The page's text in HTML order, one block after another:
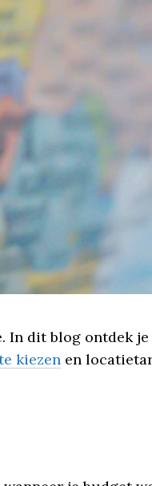
In dit blog ontdek je
kiezen en